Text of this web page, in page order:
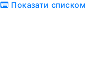
Показати списком